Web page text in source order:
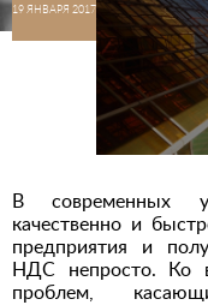
19 ЯНВАРЯ 2017
В современных
качественно и
предприятия и
НДС непросто. Ко
проблем,